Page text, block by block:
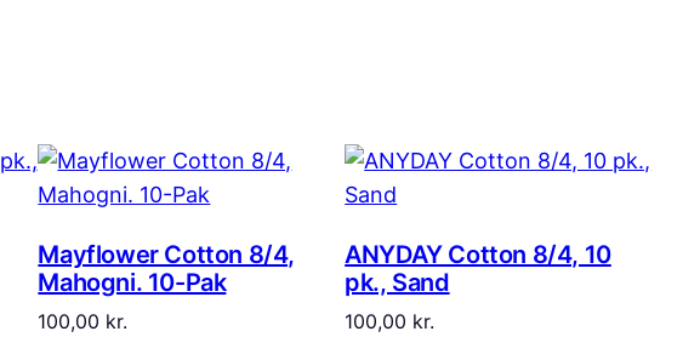
Mayflower Cotton 8/4,
Mahogni. 10-Pak
100,00 kr.
ANYDAY Cotton 8/4, 10
pk., Sand
100,00 kr.